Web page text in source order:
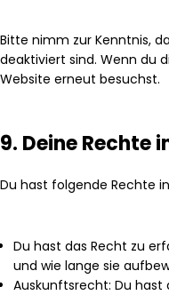
Bitte nimm zur Kenntnis,
deaktiviert sind. Wenn du
Website erneut besuchst.
9. Deine Rechte
Du hast folgende Rechte
Du hast das Recht zu
und wie lange sie
Auskunftsrecht: Du hast